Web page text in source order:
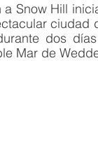
Snow Hill
dos
Mar de